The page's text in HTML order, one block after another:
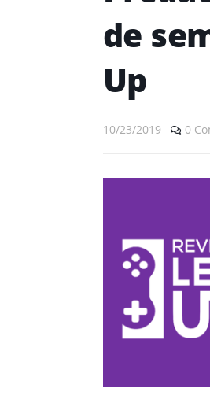
de
Up
10/23/2019 0